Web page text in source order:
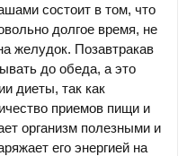
состоит в том, что
долгое время, не
желудок. Позавтракав
до обеда, а это
диеты, так как
приемов пищи и
организм полезными и
его энергией на